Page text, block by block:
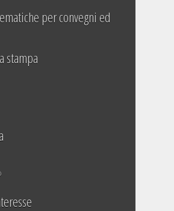
per convegni ed
stampa